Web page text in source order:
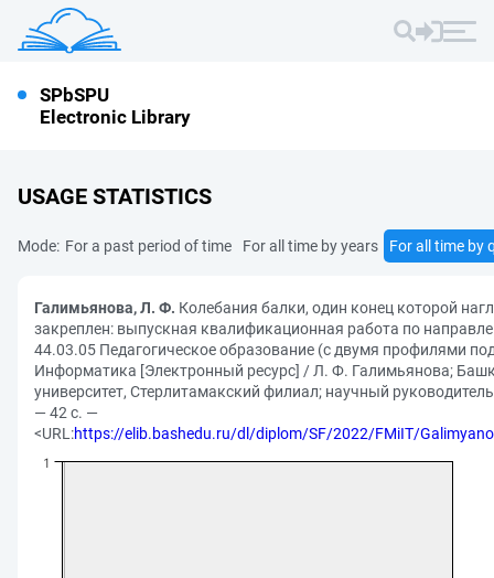
SPbSPU
Electronic Library
USAGE STATISTICS
Mode: For a past period of time For all time by years For all time by
Галимьянова, Л. Ф. Колебания балки, один конец которой
закреплен: выпускная квалификационная работа по
44.03.05 Педагогическое образование (с двумя профилями
Информатика [Электронный ресурс] / Л. Ф. Галимьянова;
университет, Стерлитамакский филиал; научный
— 42 с. —
<URL:https://elib.bashedu.ru/dl/diplom/SF/2022/FMiIT/